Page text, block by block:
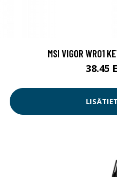
MSI VIGOR WR01
38.45